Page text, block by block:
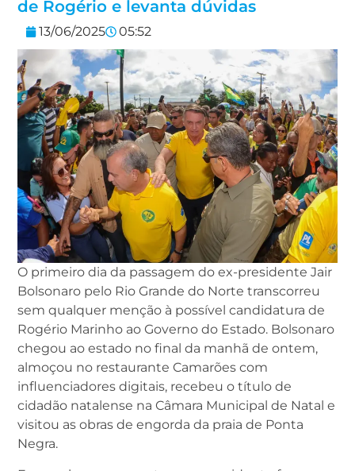
de Rogério e levanta dúvidas
13/06/2025 05:52
O primeiro dia da passagem do ex-presidente Jair
Bolsonaro pelo Rio Grande do Norte transcorreu
sem qualquer menção à possível candidatura de
Rogério Marinho ao Governo do Estado. Bolsonaro
chegou ao estado no final da manhã de ontem,
almoçou no restaurante Camarões com
influenciadores digitais, recebeu o título de
cidadão natalense na Câmara Municipal de Natal e
visitou as obras de engorda da praia de Ponta
Negra.